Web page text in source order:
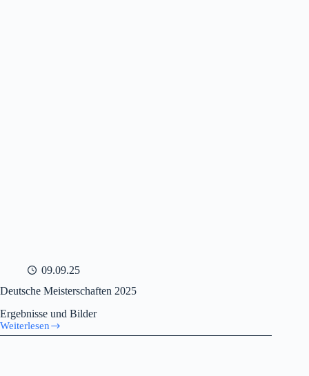
09.09.25
Deutsche Meisterschaften 2025
Ergebnisse und Bilder
Weiterlesen
Deutsche